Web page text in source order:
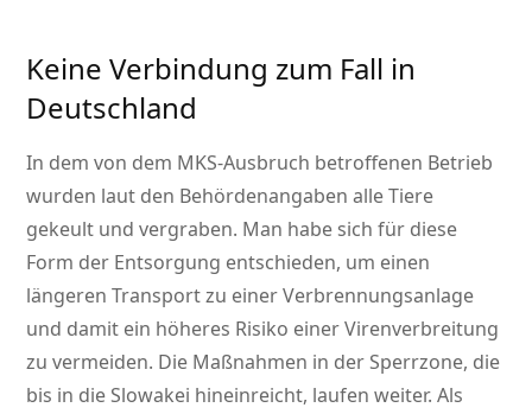
Keine Verbindung zum Fall in
Deutschland
In dem von dem MKS-Ausbruch betroffenen Betrieb
wurden laut den Behördenangaben alle Tiere
gekeult und vergraben. Man habe sich für diese
Form der Entsorgung entschieden, um einen
längeren Transport zu einer Verbrennungsanlage
und damit ein höheres Risiko einer Virenverbreitung
zu vermeiden. Die Maßnahmen in der Sperrzone, die
bis in die Slowakei hineinreicht, laufen weiter. Als